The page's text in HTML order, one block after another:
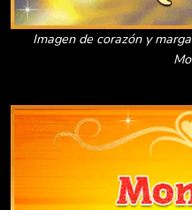
Imagen de corazón y